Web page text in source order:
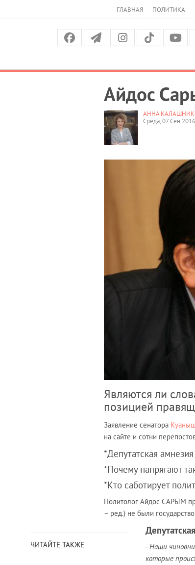
ГЛАВНАЯ ПОЛИТИКА
Айдос
АННА
Среда, 07 Сен
Являются ли
позицией
Заявление сенатора
на сайте и сотни
*Депутатская амнезия
*Почему напрягают
*Кто саботирует
Политолог Айдос САРЫМ
– ред.) не были
ЧИТАЙТЕ ТАКЖЕ -Наши
которые